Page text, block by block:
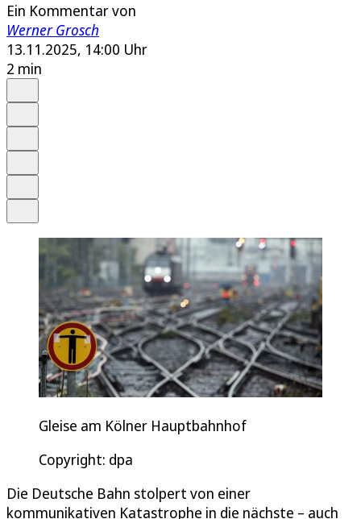
Ein Kommentar von
Werner Grosch
13.11.2025, 14:00 Uhr
2 min
Gleise am Kölner Hauptbahnhof
Copyright: dpa
Die Deutsche Bahn stolpert von einer
kommunikativen Katastrophe in die nächste – auch